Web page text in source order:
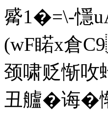
觱1�=\-
(wF睰x倉
颈啸贬惭呚
丑艫�诲